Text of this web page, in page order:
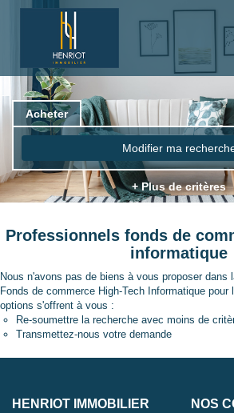
Acheter
Modifier ma
+ Plus de critères
Professionnels fonds de
informatique
Nous n'avons pas de biens à vous proposer dans
Fonds de commerce High-Tech Informatique pour
options s'offrent à vous :
Re-soumettre la recherche avec moins de
Transmettez-nous votre demande
HENRIOT IMMOBILIER NOS